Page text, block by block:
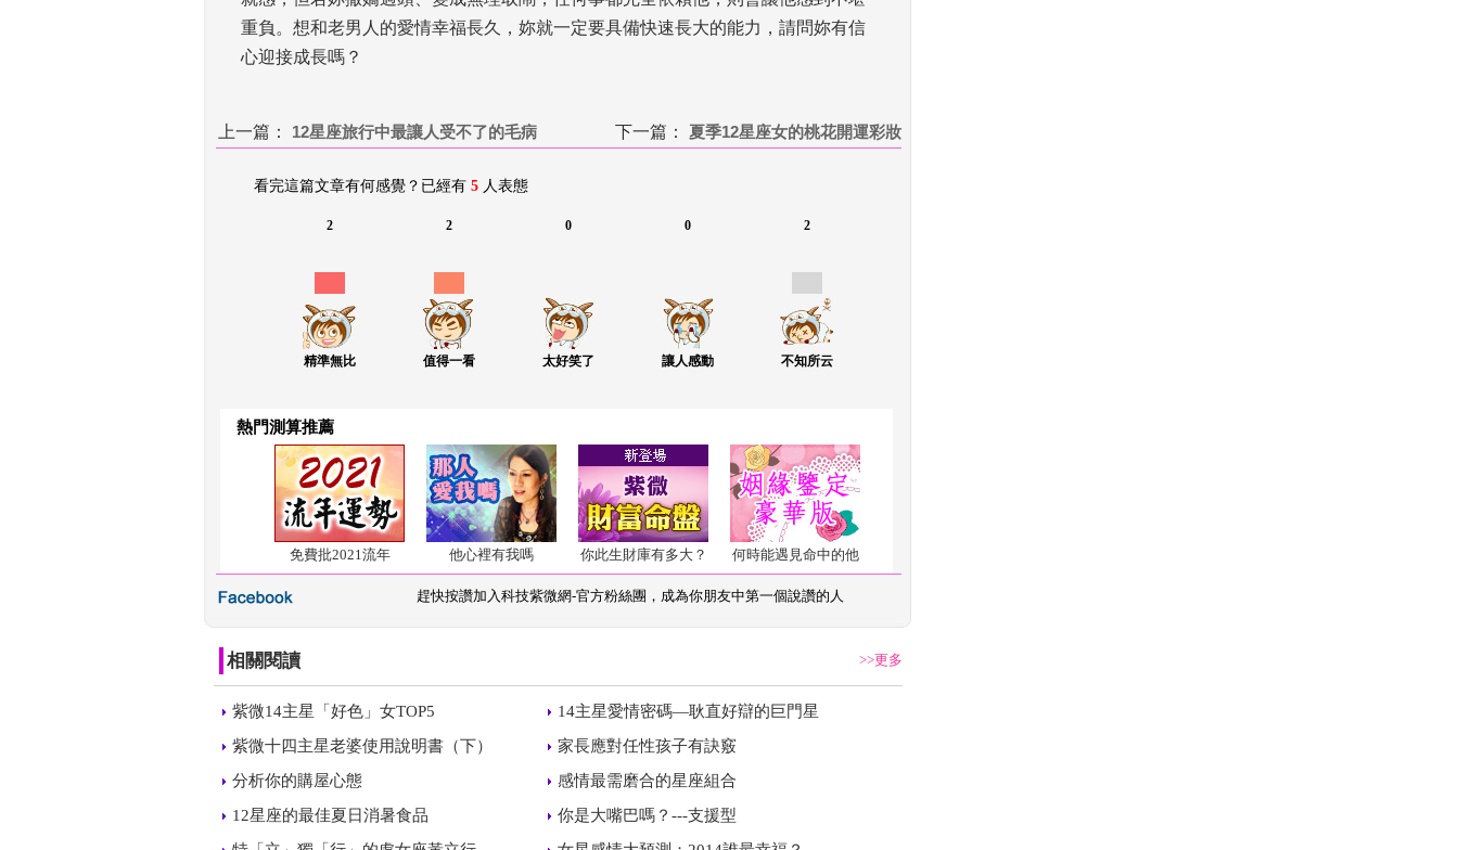
重負。想和老男人的愛情幸福長久，妳就一定要具備快速長大的能力，請問妳有信
心迎接成長嗎？
上一篇： 12星座旅行中最讓人受不了的毛病 下一篇： 夏季12星座女的桃花開運彩妝
看完這篇文章有何感覺？已經有 5 人表態
2
精準無比
2
值得一看
0
太好笑了
0
讓人感動
2
不知所云
熱門測算推薦
免費批2021流年 他心裡有我嗎 你此生財庫有多大？ 何時能遇見命中的他
趕快按讚加入科技紫微網-官方粉絲團 ，成為你朋友中第一個說讚的人
相關閱讀 >>更多
紫微14主星「好色」女TOP5
紫微十四主星老婆使用說明書（下）
分析你的購屋心態
12星座的最佳夏日消暑食品
14主星愛情密碼—耿直好辯的巨門星
家長應對任性孩子有訣竅
感情最需磨合的星座組合
你是大嘴巴嗎？---支援型